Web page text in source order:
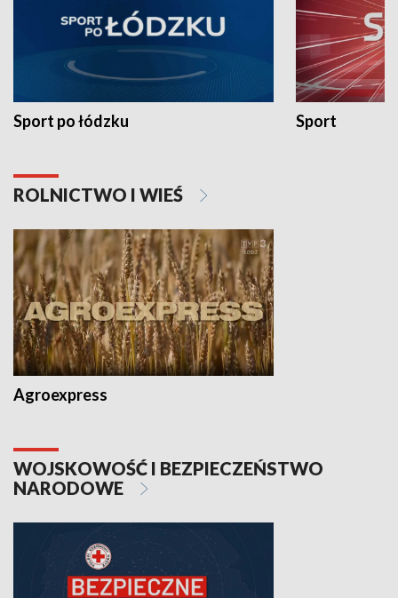
Sport po łódzku Sport
ROLNICTWO I WIEŚ
Agroexpress
WOJSKOWOŚĆ I BEZPIECZEŃSTWO
NARODOWE